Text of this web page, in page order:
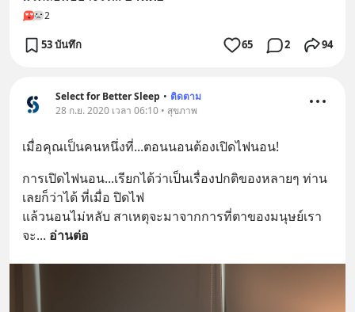
2
53 บันทึก 65 2 94
Select for Better Sleep • ติดตาม
28 ก.ย. 2020 เวลา 06:10 • สุขภาพ
เมื่อคุณเป็นคนหนึ่งที่...ตอนนอนต้องเปิดไฟนอน!
การเปิดไฟนอน...เรียกได้ว่าเป็นเรื่องปกติของหลายๆ ท่าน
เลยก็ว่าได้ ที่เมื่อ ปิดไฟ
แล้วนอนไม่หลับ สาเหตุจะมาจากการที่ตาของมนุษย์เรา
จะ... อ่านต่อ